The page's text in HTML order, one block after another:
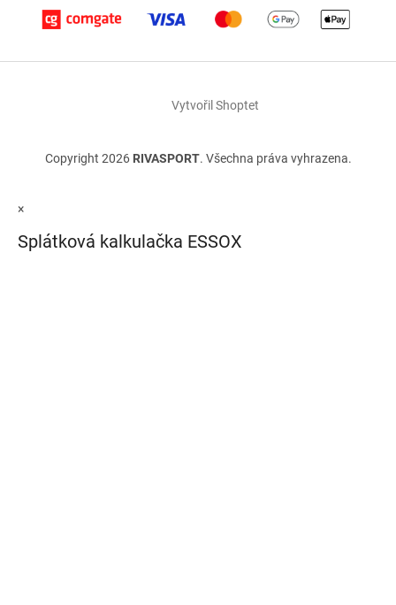
Vytvořil Shoptet
Copyright 2026 RIVASPORT. Všechna práva vyhrazena.
×
Splátková kalkulačka ESSOX